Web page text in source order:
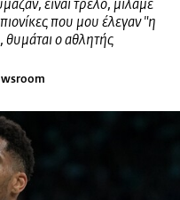
είναι τρελό, μιλάμε
που μου έλεγαν "η
θυμάται ο αθλητής